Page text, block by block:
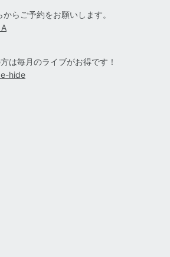
らご予約をお願いします。
は毎月のライブがお得です！
hide